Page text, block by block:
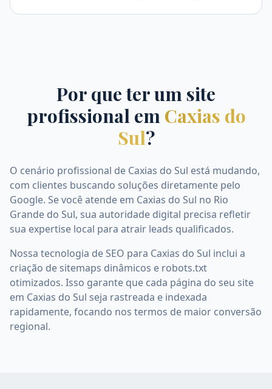
Por que ter um site
profissional em Caxias do
Sul?
O cenário profissional de Caxias do Sul está mudando,
com clientes buscando soluções diretamente pelo
Google. Se você atende em Caxias do Sul no Rio
Grande do Sul, sua autoridade digital precisa refletir
sua expertise local para atrair leads qualificados.
Nossa tecnologia de SEO para Caxias do Sul inclui a
criação de sitemaps dinâmicos e robots.txt
otimizados. Isso garante que cada página do seu site
em Caxias do Sul seja rastreada e indexada
rapidamente, focando nos termos de maior conversão
regional.